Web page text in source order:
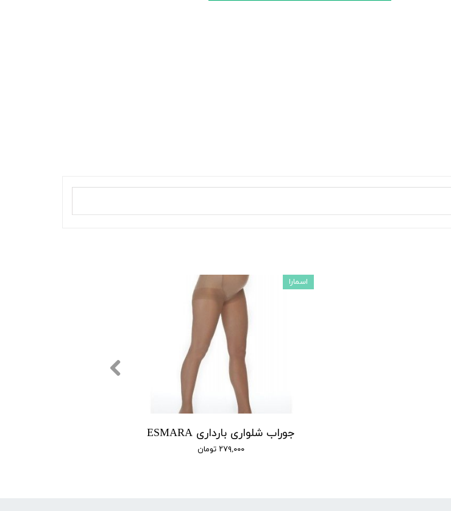
جوراب شلواری بارداری ESMARA
۲۷۹,۰۰۰ تومان
اسمارا